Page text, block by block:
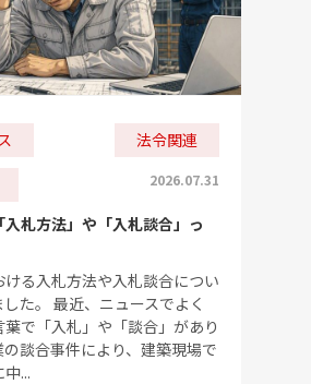
法令関連
2026.07.31
札方法」や「入札談合」っ
る入札方法や入札談合につい
た。 最近、ニュースでよく
で「入札」や「談合」があり
の談合事件により、建築現場で
...